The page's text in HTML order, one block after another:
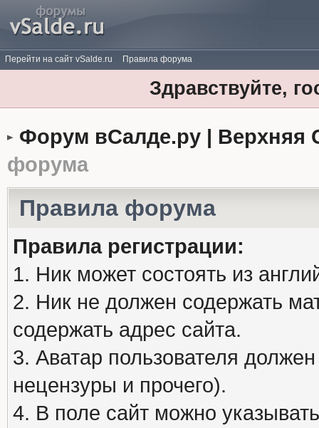
Перейти на сайт vSalde.ru Правила форума
Здравствуйте,
Форум вСалде.ру | Верхняя
форума
Правила форума
Правила регистрации:
1. Ник может состоять из
2. Ник не должен содержать
содержать адрес сайта.
3. Аватар пользователя
нецензуры и прочего).
4. В поле сайт можно